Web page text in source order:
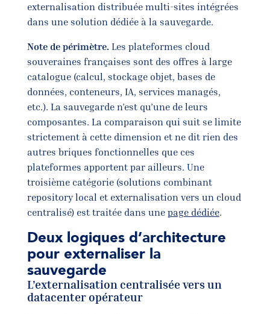
externalisation distribuée multi-sites intégrées
dans une solution dédiée à la sauvegarde.
Note de périmètre. Les plateformes cloud
souveraines françaises sont des offres à large
catalogue (calcul, stockage objet, bases de
données, conteneurs, IA, services managés,
etc.). La sauvegarde n’est qu’une de leurs
composantes. La comparaison qui suit se limite
strictement à cette dimension et ne dit rien des
autres briques fonctionnelles que ces
plateformes apportent par ailleurs. Une
troisième catégorie (solutions combinant
repository local et externalisation vers un cloud
centralisé) est traitée dans une page dédiée.
Deux logiques d’architecture
pour externaliser la
sauvegarde
L’externalisation centralisée vers un
datacenter opérateur